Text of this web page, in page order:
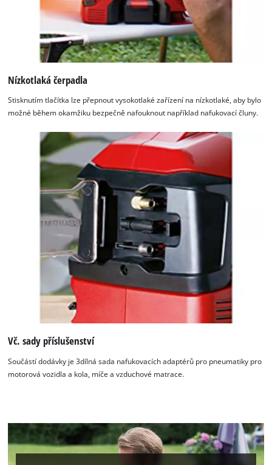
K načtení služby Google Maps
potřebujeme váš souhlas!
visitor. The website owner needs to setup
the site with their CMP to add this content
to the list of technologies used.
Nízkotlaká čerpadla
Stisknutím tlačítka lze přepnout vysokotlaké zařízení na nízkotlaké, aby bylo
možné během okamžiku bezpečně nafouknout například nafukovací čluny.
Vč. sady příslušenství
Součástí dodávky je 3dílná sada nafukovacích adaptérů pro pneumatiky pro
motorová vozidla a kola, míče a vzduchové matrace.